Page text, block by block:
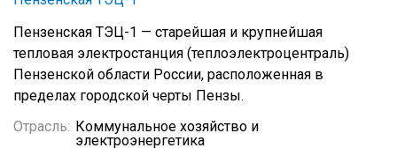
Пензенская ТЭЦ-1 — старейшая и крупнейшая
тепловая электростанция (теплоэлектроцентраль)
Пензенской области России, расположенная в
пределах городской черты Пензы.
Отрасль: Коммунальное хозяйство и
электроэнергетика